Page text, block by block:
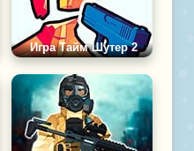
Игра Тайм Шутер 2